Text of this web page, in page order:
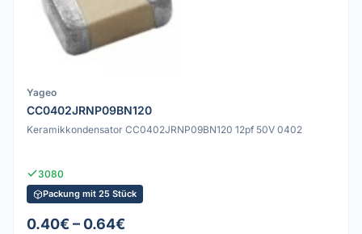
Yageo
CC0402JRNP09BN120
Keramikkondensator CC0402JRNP09BN120 12pf 50V 0402
3080
Packung mit 25 Stück
0.40€ – 0.64€